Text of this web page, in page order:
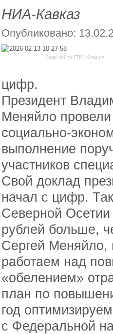
НИА-Кавказ
Опубликовано:
Кадр сайта ГТРК Алания
цифр.
Президент
Меняйло
социально-
выполнение
участников
Свой доклад
начал с цифр.
Северной
рублей больше,
Сергей
работаем над
«обелением»
план по
год
с Федеральной